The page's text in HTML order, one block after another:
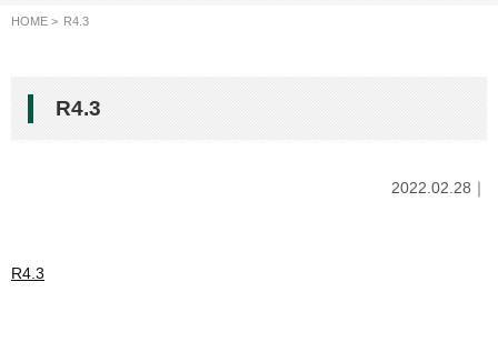
HOME > R4.3
R4.3
2022.02.28｜
R4.3